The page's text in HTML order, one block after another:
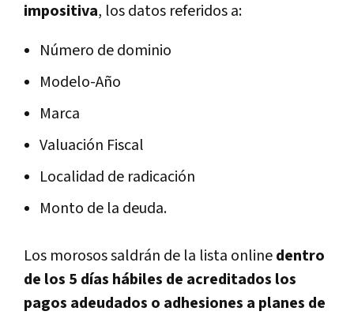
impositiva, los datos referidos a:
Número de dominio
Modelo-Año
Marca
Valuación Fiscal
Localidad de radicación
Monto de la deuda.
Los morosos saldrán de la lista onlinedentro
de los 5 días hábiles de acreditados los
pagos adeudados o adhesiones a planes de